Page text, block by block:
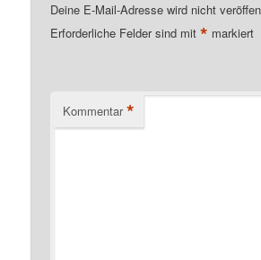
Deine E-Mail-Adresse wird nicht
Erforderliche Felder sind mit* markiert
Kommentar *